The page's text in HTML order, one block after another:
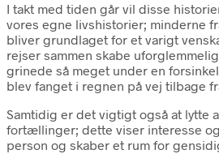
I takt med tiden går vil disse
vores egne livshistorier; minderne
bliver grundlaget for et varigt
rejser sammen skabe
grinede så meget under en
blev fanget i regnen på vej tilbage
Samtidig er det vigtigt også at lytte
fortællinger; dette viser interesse
person og skaber et rum for